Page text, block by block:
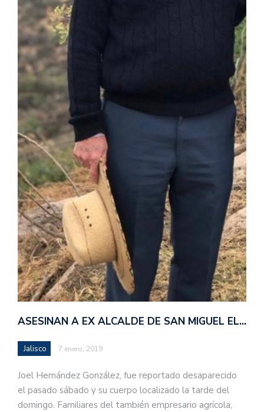
ASESINAN A EX ALCALDE DE SAN MIGUEL EL…
Jalisco 7 enero, 2019
Joel Hernández González, fue reportado desaparecido
el pasado sábado y su cuerpo localizado la tarde del
domingo. Familiares del también empresario agrícola,